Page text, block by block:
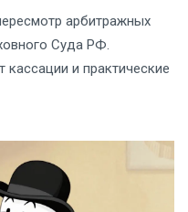
арбитражных
Суда РФ.
кассации и практические